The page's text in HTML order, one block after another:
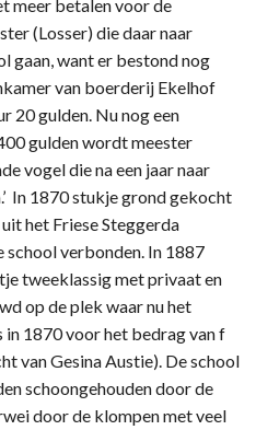
meer betalen voor de
(Losser) die daar naar
gaan, want er bestond nog
van boerderij Ekelhof
20 gulden. Nu nog een
gulden wordt meester
vogel die na een jaar naar
In 1870 stukje grond gekocht
het Friese Steggerda
school verbonden. In 1887
tweeklassig met privaat en
op de plek waar nu het
1870 voor het bedrag van f
van Gesina Austie). De school
schoongehouden door de
door de klompen met veel